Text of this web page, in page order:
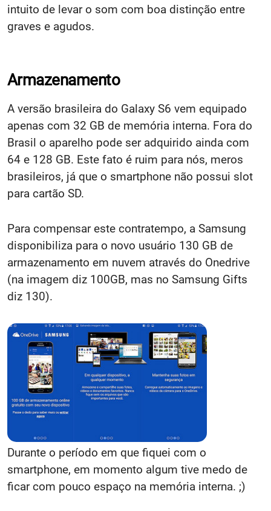
intuito de levar o som com boa distinção entre
graves e agudos.
Armazenamento
A versão brasileira do Galaxy S6 vem equipado
apenas com 32 GB de memória interna. Fora do
Brasil o aparelho pode ser adquirido ainda com
64 e 128 GB. Este fato é ruim para nós, meros
brasileiros, já que o smartphone não possui slot
para cartão SD.
Para compensar este contratempo, a Samsung
disponibiliza para o novo usuário 130 GB de
armazenamento em nuvem através do Onedrive
(na imagem diz 100GB, mas no Samsung Gifts
diz 130).
Durante o período em que fiquei com o
smartphone, em momento algum tive medo de
ficar com pouco espaço na memória interna. ;)